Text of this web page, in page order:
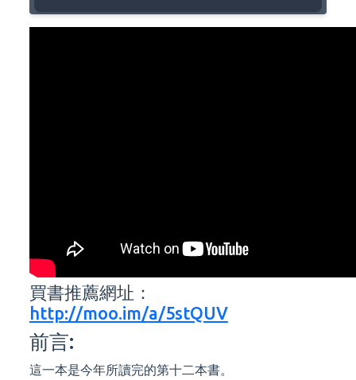
買書推薦網址：
http://moo.im/a/5stQUV
前言:
這一本是今年所讀完的第十二本書。